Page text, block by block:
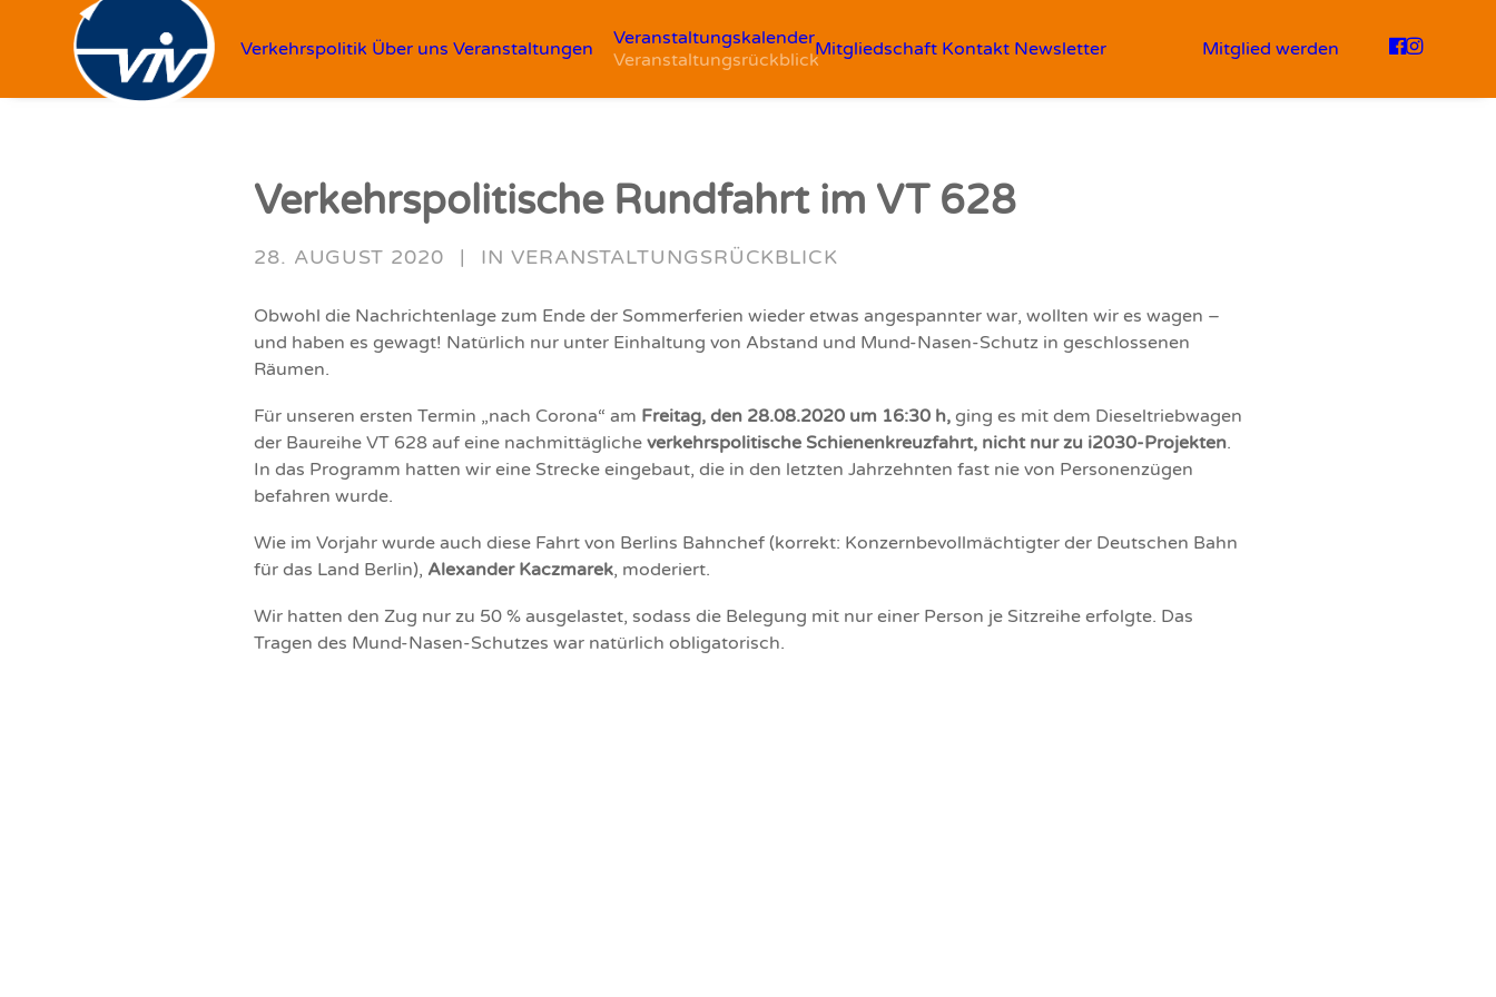
Verkehrspolitik Über uns Veranstaltungen
Veranstaltungskalender
VeranstaltungsrückblickMitgliedschaft Kontakt Newsletter Mitglied werden
Verkehrspolitische Rundfahrt im VT 628
28. AUGUST 2020 | INVERANSTALTUNGSRÜCKBLICK
Obwohl die Nachrichtenlage zum Ende der Sommerferien wieder etwas angespannter war, wollten wir es wagen –
und haben es gewagt! Natürlich nur unter Einhaltung von Abstand und Mund-Nasen-Schutz in geschlossenen
Räumen.
Für unseren ersten Termin „nach Corona“ am Freitag, den 28.08.2020 um 16:30 h, ging es mit dem Dieseltriebwagen
der Baureihe VT 628 auf eine nachmittägliche verkehrspolitische Schienenkreuzfahrt, nicht nur zu i2030-Projekten.
In das Programm hatten wir eine Strecke eingebaut, die in den letzten Jahrzehnten fast nie von Personenzügen
befahren wurde.
Wie im Vorjahr wurde auch diese Fahrt von Berlins Bahnchef (korrekt: Konzernbevollmächtigter der Deutschen Bahn
für das Land Berlin), Alexander Kaczmarek, moderiert.
Wir hatten den Zug nur zu 50 % ausgelastet, sodass die Belegung mit nur einer Person je Sitzreihe erfolgte. Das
Tragen des Mund-Nasen-Schutzes war natürlich obligatorisch.